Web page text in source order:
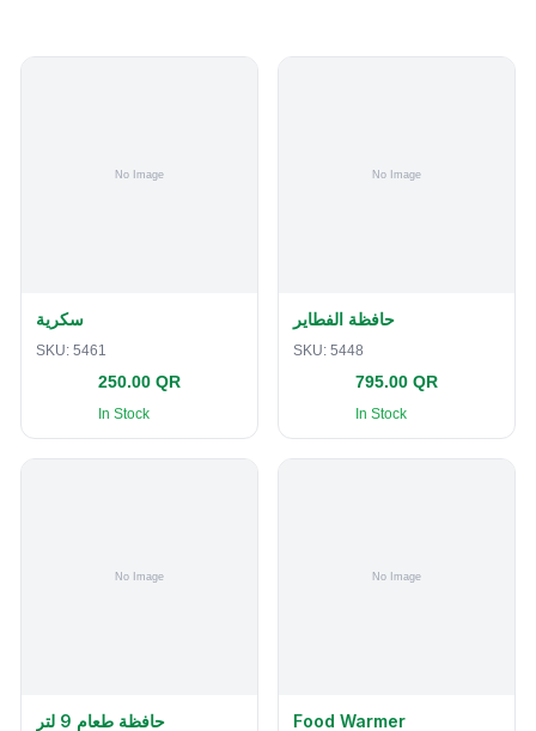
سكرية
SKU: 5461
250.00 QR
In Stock
حافظة الفطاير
SKU: 5448
795.00 QR
In Stock
حافظة طعام 9 لتر Food Warmer